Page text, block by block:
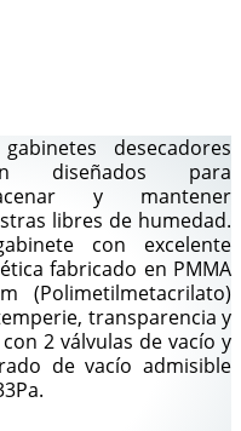
desecadores
diseñados para
y mantener
libres de humedad.
con excelente
fabricado en PMMA
(Polimetilmetacrilato)
transparencia y
2 válvulas de vacío y
de vacío admisible